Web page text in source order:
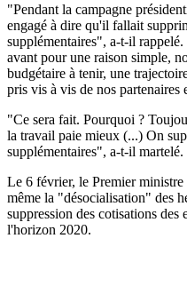
"Pendant la campagne
engagé à dire qu'il fallait
supplémentaires", a-t-il
avant pour une raison simple,
budgétaire à tenir, une
pris vis à vis de nos partenaires
"Ce sera fait. Pourquoi ?
la travail paie mieux (...) On
supplémentaires", a-t-il martelé.
Le 6 février, le Premier
même la "désocialisation" des
suppression des cotisations des
l'horizon 2020.